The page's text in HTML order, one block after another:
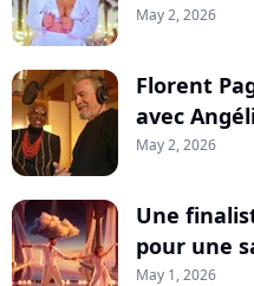
May 2, 2026
Florent
avec
May 2, 2026
Une
pour une
May 1, 2026